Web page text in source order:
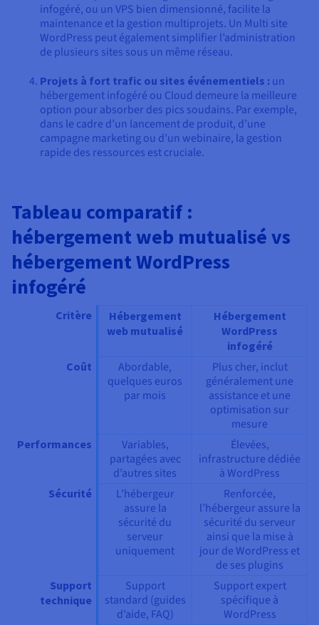
infogéré, ou un VPS bien dimensionné, facilite la
maintenance et la gestion multiprojets. Un Multi site
WordPress peut également simplifier l’administration
de plusieurs sites sous un même réseau.
Projets à fort trafic ou sites événementiels : un
hébergement infogéré ou Cloud demeure la meilleure
option pour absorber des pics soudains. Par exemple,
dans le cadre d’un lancement de produit, d’une
campagne marketing ou d’un webinaire, la gestion
rapide des ressources est cruciale.
Tableau comparatif :
hébergement web mutualisé vs
hébergement WordPress
infogéré
Critère
Hébergement
web mutualisé
Hébergement
WordPress
infogéré
Coût
Abordable,
quelques euros
par mois
Plus cher, inclut
généralement une
assistance et une
optimisation sur
mesure
Performances
Variables,
partagées avec
d’autres sites
Élevées,
infrastructure dédiée
à WordPress
Sécurité
L’hébergeur
assure la
sécurité du
serveur
uniquement
Renforcée,
l’hébergeur assure la
sécurité du serveur
ainsi que la mise à
jour de WordPress et
de ses plugins
Support
technique
Support
standard (guides
d’aide, FAQ)
Support expert
spécifique à
WordPress